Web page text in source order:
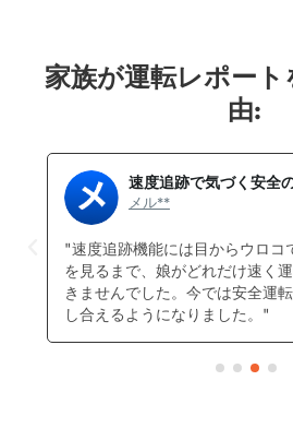
家族が運転レポー
由:
速度追跡で気づく安全
メル**
"速度追跡機能には目からウロコ
を見るまで、娘がどれだけ速く
きませんでした。今では安全運
し合えるようになりました。"